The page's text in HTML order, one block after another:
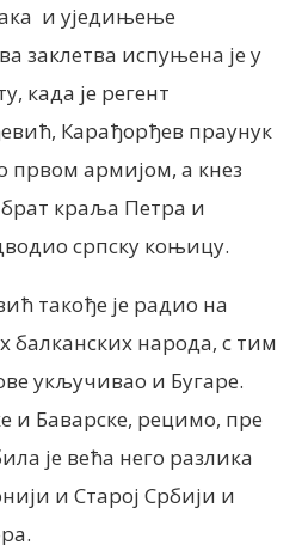
и уједињење
заклетва испуњена је у
када је регент
Карађорђев праунук
армијом, а кнез
краља Петра и
српску коњицу.
такође је радио на
балканских народа, с тим
укључивао и Бугаре.
и Баварске, рецимо, пре
је већа него разлика
и Старој Србији и